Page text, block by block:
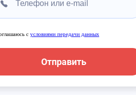
с условиями передачи данных
Отправить